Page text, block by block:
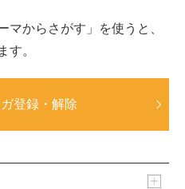
マからさがす」を使うと、
す。
ガ登録・解除